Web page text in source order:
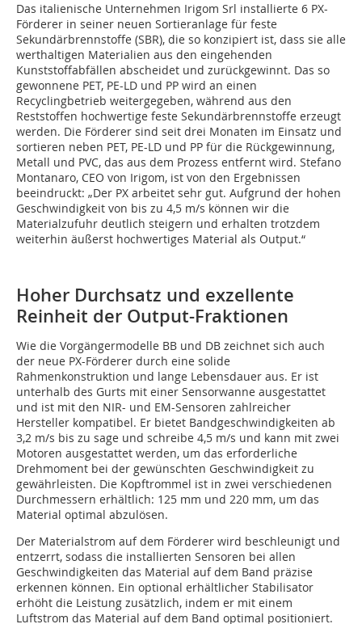
Das italienische Unternehmen Irigom Srl installierte 6 PX-
Förderer in seiner neuen Sortieranlage für feste
Sekundärbrennstoffe (SBR), die so konzipiert ist, dass sie alle
werthaltigen Materialien aus den eingehenden
Kunststoffabfällen abscheidet und zurückgewinnt. Das so
gewonnene PET, PE-LD und PP wird an einen
Recyclingbetrieb weitergegeben, während aus den
Reststoffen hochwertige feste Sekundärbrennstoffe erzeugt
werden. Die Förderer sind seit drei Monaten im Einsatz und
sortieren neben PET, PE-LD und PP für die Rückgewinnung,
Metall und PVC, das aus dem Prozess entfernt wird. Stefano
Montanaro, CEO von Irigom, ist von den Ergebnissen
beeindruckt: „Der PX arbeitet sehr gut. Aufgrund der hohen
Geschwindigkeit von bis zu 4,5 m/s können wir die
Materialzufuhr deutlich steigern und erhalten trotzdem
weiterhin äußerst hochwertiges Material als Output.“
Hoher Durchsatz und exzellente
Reinheit der Output-Fraktionen
Wie die Vorgängermodelle BB und DB zeichnet sich auch
der neue PX-Förderer durch eine solide
Rahmenkonstruktion und lange Lebensdauer aus. Er ist
unterhalb des Gurts mit einer Sensorwanne ausgestattet
und ist mit den NIR- und EM-Sensoren zahlreicher
Hersteller kompatibel. Er bietet Bandgeschwindigkeiten ab
3,2 m/s bis zu sage und schreibe 4,5 m/s und kann mit zwei
Motoren ausgestattet werden, um das erforderliche
Drehmoment bei der gewünschten Geschwindigkeit zu
gewährleisten. Die Kopftrommel ist in zwei verschiedenen
Durchmessern erhältlich: 125 mm und 220 mm, um das
Material optimal abzulösen.
Der Materialstrom auf dem Förderer wird beschleunigt und
entzerrt, sodass die installierten Sensoren bei allen
Geschwindigkeiten das Material auf dem Band präzise
erkennen können. Ein optional erhältlicher Stabilisator
erhöht die Leistung zusätzlich, indem er mit einem
Luftstrom das Material auf dem Band optimal positioniert.